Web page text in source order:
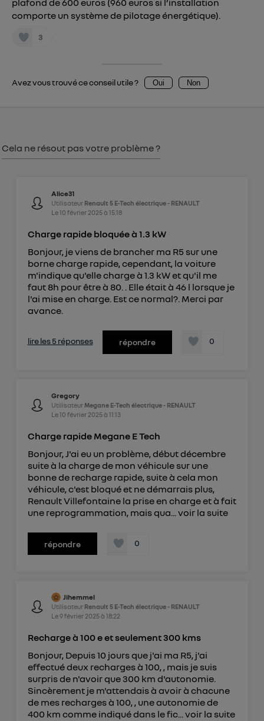
plafond de 600 euros (960 euros si l’installation
comporte un système de pilotage énergétique).
3
Avez vous trouvé ce conseil utile ? Oui Non
Cela ne résout pas votre problème ?
Alice31
Utilisateur Renault 5 E-Tech électrique - RENAULT
Le10 février 2025à 15:18
Charge rapide bloquée à 1.3 kW
Bonjour, je viens de brancher ma R5 sur une
borne charge rapide, cependant, la voiture
m'indique qu'elle charge à 1.3 kW et qu'il me
faut 8h pour être à 80. . Elle était à 46 l lorsque je
l'ai mise en charge. Est ce normal?. Merci par
avance.
lire les 5 réponses répondre 0
Gregory
Utilisateur Megane E-Tech électrique - RENAULT
Le10 février 2025à 11:13
Charge rapide Megane E Tech
Bonjour, J'ai eu un problème, début décembre
suite à la charge de mon véhicule sur une
bonne de recharge rapide, suite à cela mon
véhicule, c'est bloqué et ne démarrais plus,
Renault Villefontaine la prise en charge et à fait
une reprogrammation, mais qua... voir la suite
répondre 0
Jihemmel
Utilisateur Renault 5 E-Tech électrique - RENAULT
Le9 février 2025à 18:22
Recharge à 100 e et seulement 300 kms
Bonjour, Depuis 10 jours que j'ai ma R5, j'ai
effectué deux recharges à 100, , mais je suis
surpris de n'avoir que 300 km d'autonomie.
Sincèrement je m'attendais à avoir à chacune
de mes recharges à 100, , une autonomie de
400 km comme indiqué dans le fic...voir la suite
Vous pouvez à tout moment retirer ce
consentement surle portail d’Utiq ("
") ou via la page « gérer Utiq » en bas de ce site.
personnelles d'Utiq